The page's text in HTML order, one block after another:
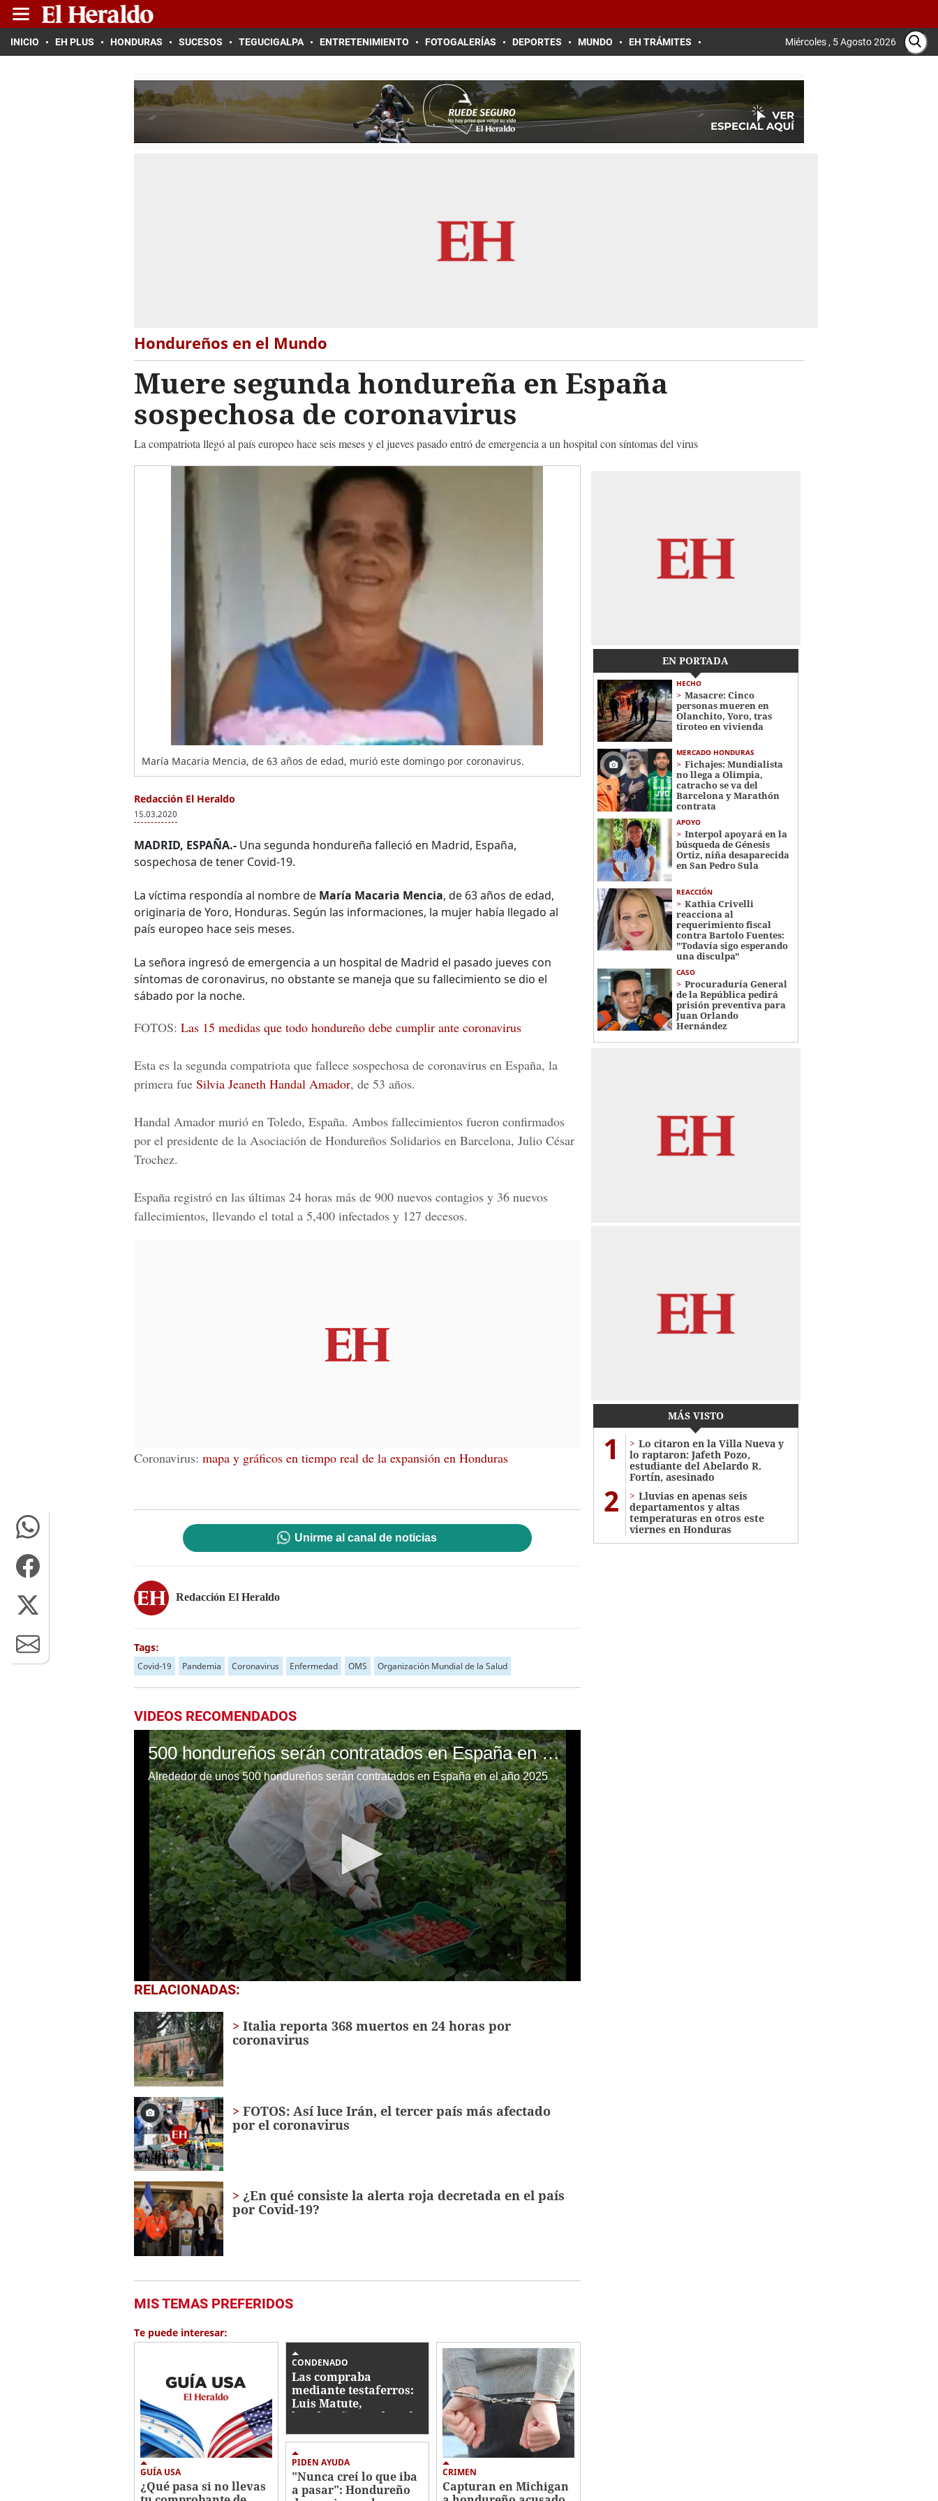
INICIO EH PLUS HONDURAS SUCESOS TEGUCIGALPA ENTRETENIMIENTO FOTOGALERÍAS DEPORTES MUNDO EH TRÁMITES Miércoles , 5 Agosto 2026
Hondureños en el Mundo
Muere segunda hondureña en España
sospechosa de coronavirus
La compatriota llegó al país europeo hace seis meses y el jueves pasado entró de emergencia a un hospital con síntomas del virus
María Macaria Mencia, de 63 años de edad, murió este domingo por coronavirus.
Redacción El Heraldo
15.03.2020
MADRID, ESPAÑA.- Una segunda hondureña falleció en Madrid, España,
sospechosa de tener Covid-19.
La víctima respondía al nombre de María Macaria Mencia, de 63 años de edad,
originaria de Yoro, Honduras. Según las informaciones, la mujer había llegado al
país europeo hace seis meses.
La señora ingresó de emergencia a un hospital de Madrid el pasado jueves con
síntomas de coronavirus, no obstante se maneja que su fallecimiento se dio el
sábado por la noche.
FOTOS: Las 15 medidas que todo hondureño debe cumplir ante coronavirus
Esta es la segunda compatriota que fallece sospechosa de coronavirus en España, la
primera fue Silvia Jeaneth Handal Amador, de 53 años.
Handal Amador murió en Toledo, España. Ambos fallecimientos fueron confirmados
por el presidente de la Asociación de Hondureños Solidarios en Barcelona, Julio César
Trochez.
España registró en las últimas 24 horas más de 900 nuevos contagios y 36 nuevos
fallecimientos, llevando el total a 5,400 infectados y 127 decesos.
Coronavirus: mapa y gráficos en tiempo real de la expansión en Honduras
Unirme al canal de noticias
Redacción El Heraldo
Tags:
Covid-19 Pandemia Coronavirus Enfermedad OMS Organización Mundial de la Salud
VIDEOS RECOMENDADOS
500 hondureños serán contratados en España en el 2025
Alrededor de unos 500 hondureños serán contratados en España en el año 2025
0
seconds
40
secondsVolume
0%
RELACIONADAS:
Italia reporta 368 muertos en 24 horas por
coronavirus
FOTOS: Así luce Irán, el tercer país más afectado
por el coronavirus
¿En qué consiste la alerta roja decretada en el país
por Covid-19?
MIS TEMAS PREFERIDOS
Te puede interesar:
GUÍA USA
¿Qué pasa si no llevas
CONDENADO
Las compraba
mediante testaferros:
Luis Matute,
hondureño condenado
en Florida
PIDEN AYUDA
"Nunca creí lo que iba
a pasar": Hondureño
CRIMEN
Capturan en Michigan
EN PORTADA
HECHO
Masacre: Cinco
personas mueren en
Olanchito, Yoro, tras
tiroteo en vivienda
MERCADO HONDURAS
Fichajes: Mundialista
no llega a Olimpia,
catracho se va del
Barcelona y Marathón
contrata
APOYO
Interpol apoyará en la
búsqueda de Génesis
Ortiz, niña desaparecida
en San Pedro Sula
REACCIÓN
Kathia Crivelli
reacciona al
requerimiento fiscal
contra Bartolo Fuentes:
"Todavía sigo esperando
una disculpa"
CASO
Procuraduría General
de la República pedirá
prisión preventiva para
Juan Orlando
Hernández
MÁS VISTO
1
Lo citaron en la Villa Nueva y
lo raptaron: Jafeth Pozo,
estudiante del Abelardo R.
Fortín, asesinado
2
Lluvias en apenas seis
departamentos y altas
temperaturas en otros este
viernes en Honduras